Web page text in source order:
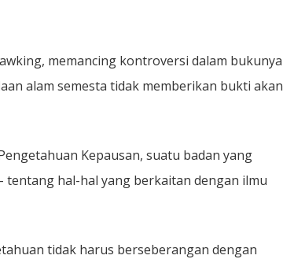
memancing kontroversi dalam bukunya
alam semesta tidak memberikan bukti akan
Kepausan, suatu badan yang
tentang hal-hal yang berkaitan dengan ilmu
tidak harus berseberangan dengan